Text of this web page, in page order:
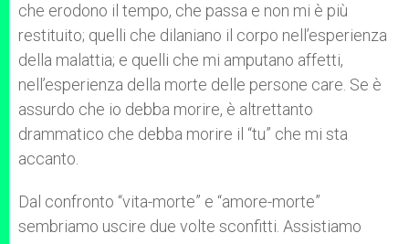
che erodono il tempo, che passa e non mi è più
restituito; quelli che dilaniano il corpo nell’esperienza
della malattia; e quelli che mi amputano affetti,
nell’esperienza della morte delle persone care. Se è
assurdo che io debba morire, è altrettanto
drammatico che debba morire il “tu” che mi sta
accanto.
Dal confronto “vita-morte” e “amore-morte”
sembriamo uscire due volte sconfitti. Assistiamo